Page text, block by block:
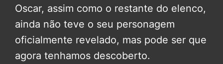
Oscar, assim como o restante do elenco,
ainda não teve o seu personagem
oficialmente revelado, mas pode ser que
agora tenhamos descoberto.